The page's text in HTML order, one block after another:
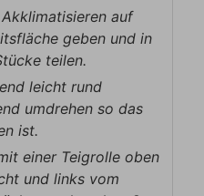
auf
geben und in
teilen.
leicht rund
umdrehen so das
ist.
einer Teigrolle oben
und links vom